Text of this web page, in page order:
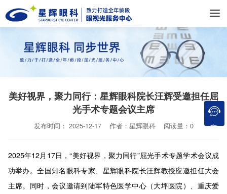
美好视界，聚力同行：星辉眼科院长汪辉受邀担任屈
光手术专题会议主席
发布时间： 2025-12-17 作者：星辉眼科 阅读量：0
2025年12月17日，“美好视界，聚力同行”屈光手术专题学术会议成
功举办。全国知名眼科专家、星辉眼科院长汪辉教授应邀担任大会
主席。同时，会议邀请到陆军特色医学中心（大坪医院）、重庆爱